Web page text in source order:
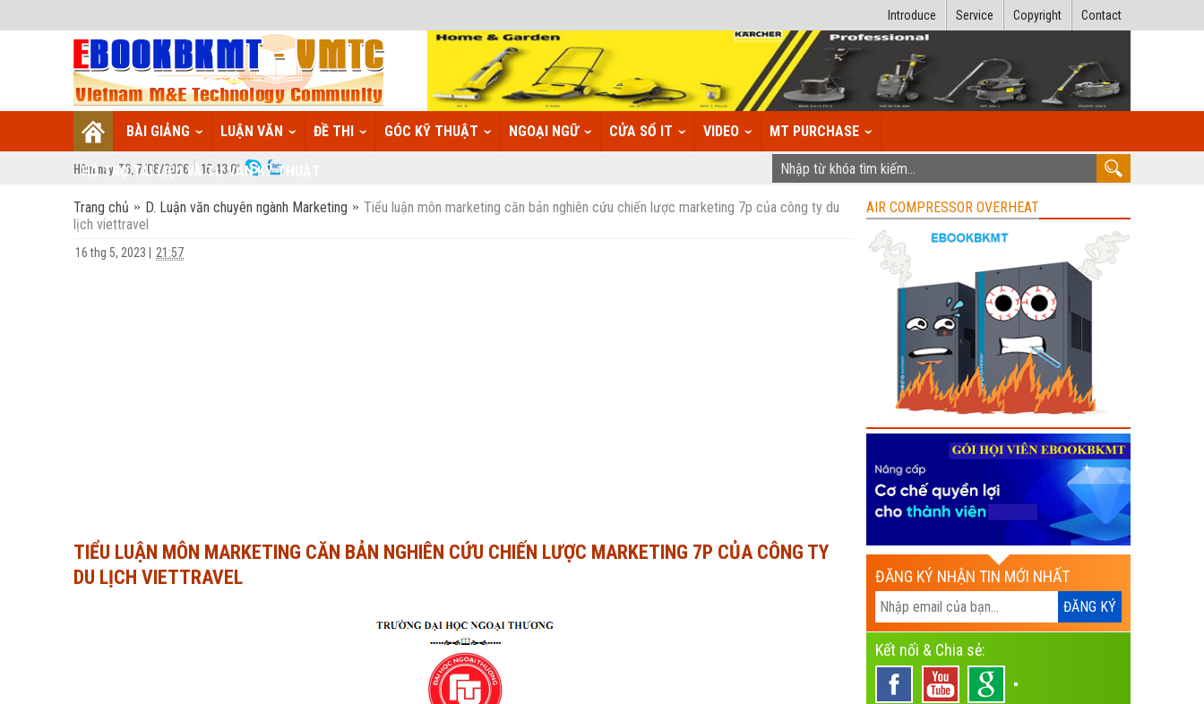
Contact
Copyright
Service
Introduce
BÀI GIẢNG LUẬN VĂN ĐỀ THI GÓC KỸ THUẬT NGOẠI NGỮ CỬA SỔ IT VIDEO MT PURCHASE
HỖ TRỢ TÀI LIỆU VÀ TƯ VẤN KỸ THUẬT
Hôm nay: T6, 7/08/2026 16:43:02
Trang chủ D. Luận văn chuyên ngành Marketing
Tiểu luận môn marketing căn bản nghiên cứu chiến lược marketing 7p của công ty du
lịch viettravel
16 thg 5, 2023 21:57
TIỂU LUẬN MÔN MARKETING CĂN BẢN NGHIÊN CỨU CHIẾN LƯỢC MARKETING 7P CỦA CÔNG TY
DU LỊCH VIETTRAVEL
AIR COMPRESSOR OVERHEAT
ĐĂNG KÝ NHẬN TIN MỚI NHẤT
Kết nối & Chia sẻ: